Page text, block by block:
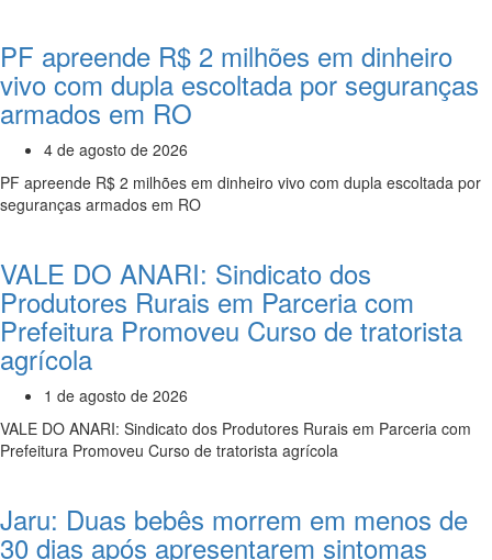
PF apreende R$ 2 milhões em dinheiro
vivo com dupla escoltada por seguranças
armados em RO
4 de agosto de 2026
PF apreende R$ 2 milhões em dinheiro vivo com dupla escoltada por
seguranças armados em RO
VALE DO ANARI: Sindicato dos
Produtores Rurais em Parceria com
Prefeitura Promoveu Curso de tratorista
agrícola
1 de agosto de 2026
VALE DO ANARI: Sindicato dos Produtores Rurais em Parceria com
Prefeitura Promoveu Curso de tratorista agrícola
Jaru: Duas bebês morrem em menos de
30 dias após apresentarem sintomas